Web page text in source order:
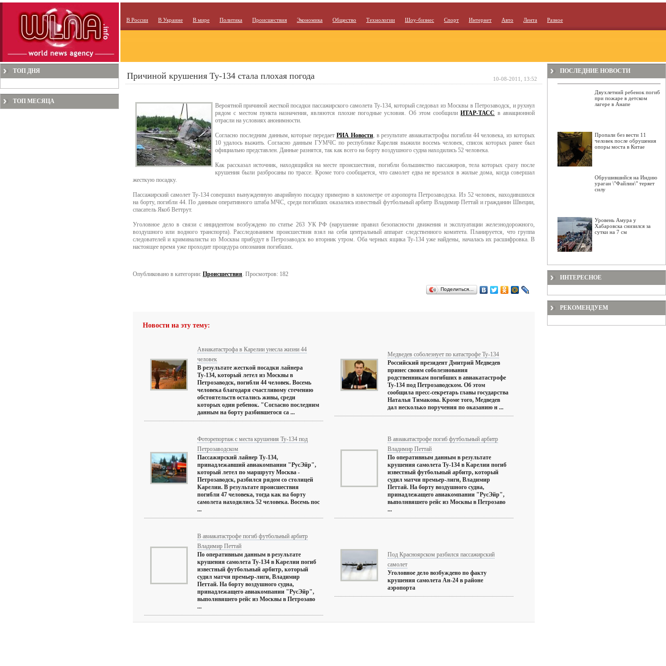
В России В Украине В мире Политика Происшествия Экономика Общество Технологии Шоу-бизнес Спорт Интернет Авто Лента Разное
ТОП ДНЯ
ТОП МЕСЯЦА
Причиной крушения Ту-134 стала плохая погода
Вероятной причиной жесткой посадки пассажирского самолета Ту-134, который следовал из Москвы в Петрозаводск, и рухнул
рядом с местом пункта назначения, являются плохие погодные условия. Об этом сообщилиИТАР-ТАСС в авиационной
отрасли на условиях анонимности.
Согласно последним данным, которые передает РИА Новости, в результате авиакатастрофы погибли 44 человека, из которых
10 удалось выжить. Согласно данным ГУМЧС по республике Карелия выжили восемь человек, список которых ранее был
официально представлен. Данные разнятся, так как всего на борту воздушного судна находились 52 человека.
Как рассказал источник, находящийся на месте происшествия, погибли большинство пассажиров, тела которых сразу после
крушения были разбросаны по трассе. Кроме того сообщается, что самолет едва не врезался в жилые дома, когда совершал
жесткую посадку.
Пассажирский самолет Ту-134 совершил вынужденную аварийную посадку примерно в километре от аэропорта Петрозаводска. Из 52 человек, находившихся
на борту, погибли 44. По данным оперативного штаба МЧС, среди погибших оказались известный футбольный арбитр Владимир Петтай и гражданин Швеции,
спасатель Якоб Веттрут.
Уголовное дело в связи с инцидентом возбуждено по статье 263 УК РФ (нарушение правил безопасности движения и эксплуатации железнодорожного,
воздушного или водного транспорта). Расследованием происшествия взял на себя центральный аппарат следственного комитета. Планируется, что группа
следователей и криминалисты из Москвы прибудут в Петрозаводск во вторник утром. Оба черных ящика Ту-134 уже найдены, началась их расшифровка. В
настоящее время уже проходит процедура опознания погибших.
Опубликовано в категории: Происшествия. Просмотров: 182
Поделиться…
Новости на эту тему:
Авиакатастрофа в Карелии унесла жизни 44
человек
В результате жесткой посадки лайнера
Ту-134, который летел из Москвы в
Петрозаводск, погибли 44 человек. Восемь
человека благодаря счастливому стечению
обстоятельств остались живы, среди
которых один ребенок. "Согласно последним
данным на борту разбившегося са ...
Медведев соболезнует по катастрофе Ту-134
Российский президент Дмитрий Медведев
принес своим соболезнования
родственникам погибших в авиакатастрофе
Ту-134 под Петрозаводском. Об этом
сообщила пресс-секретарь главы государства
Наталья Тимакова. Кроме того, Медведев
дал несколько поручения по оказанию н ...
Фоторепортаж с места крушения Ту-134 под
Петрозаводском
Пассажирский лайнер Ту-134,
принадлежавший авиакомпании "РусЭйр",
который летел по маршруту Москва -
Петрозаводск, разбился рядом со столицей
Карелии. В результате происшествия
погибли 47 человека, тогда как на борту
самолета находились 52 человека. Восемь пос
...
В авиакатастрофе погиб футбольный арбитр
Владимир Петтай
По оперативным данным в результате
крушения самолета Ту-134 в Карелии погиб
известный футбольный арбитр, который
судил матчи премьер-лиги, Владимир
Петтай. На борту воздушного судна,
принадлежащего авиакомпании "РусЭйр",
выполнвяшего рейс из Москвы в Петрозаво
...
В авиакатастрофе погиб футбольный арбитр
Владимир Петтай
По оперативным данным в результате
крушения самолета Ту-134 в Карелии погиб
известный футбольный арбитр, который
судил матчи премьер-лиги, Владимир
Петтай. На борту воздушного судна,
принадлежащего авиакомпании "РусЭйр",
выполнвяшего рейс из Москвы в Петрозаво
...
Под Красноярском разбился пассажирский
самолет
Уголовное дело возбуждено по факту
крушения самолета Ан-24 в районе
аэропорта
10-08-2011, 13:52
ПОСЛЕДНИЕ НОВОСТИ
Двухлетний ребенок погиб
при пожаре в детском
лагере в Анапе
Пропали без вести 11
человек после обрушения
опоры моста в Китае
Обрушившийся на Индию
ураган \"Файлин\" теряет
силу
Уровень Амура у
Хабаровска снизился за
сутки на 7 см
ИНТЕРЕСНОЕ
РЕКОМЕНДУЕМ